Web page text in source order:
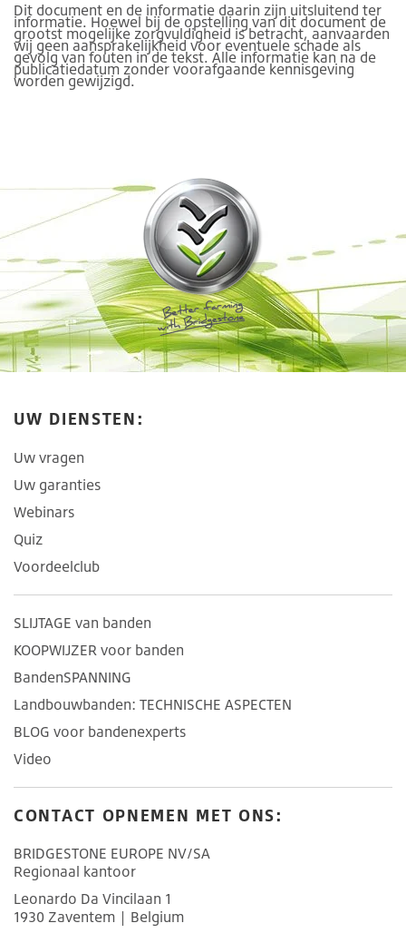
Dit document en de informatie daarin zijn uitsluitend ter
informatie. Hoewel bij de opstelling van dit document de
grootst mogelijke zorgvuldigheid is betracht, aanvaarden
wij geen aansprakelijkheid voor eventuele schade als
gevolg van fouten in de tekst. Alle informatie kan na de
publicatiedatum zonder voorafgaande kennisgeving
worden gewijzigd.
UW DIENSTEN:
Uw vragen
Uw garanties
Webinars
Quiz
Voordeelclub
SLIJTAGE van banden
KOOPWIJZER voor banden
BandenSPANNING
Landbouwbanden: TECHNISCHE ASPECTEN
BLOG voor bandenexperts
Video
CONTACT OPNEMEN MET ONS:
BRIDGESTONE EUROPE NV/SA
Regionaal kantoor
Leonardo Da Vincilaan 1
1930 Zaventem | Belgium